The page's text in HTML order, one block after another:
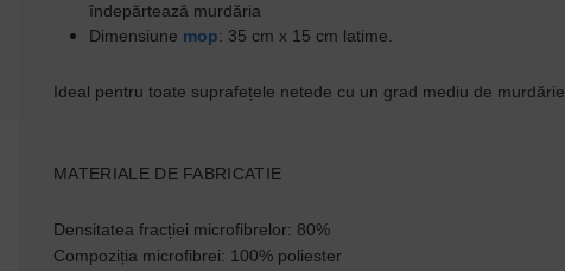
îndepărtează murdăria
Dimensiune mop: 35 cm x 15 cm latime.
Ideal pentru toate suprafețele netede cu un grad mediu de murdărie
MATERIALE DE FABRICATIE
Densitatea fracției microfibrelor: 80%
Compoziția microfibrei: 100% poliester